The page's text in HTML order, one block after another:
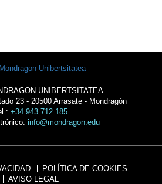
UNIBERTSITATEA
23 - 20500 Arrasate - Mondragón
+34 943 712 185
info@mondragon.edu
POLÍTICA DE COOKIES
AVISO LEGAL